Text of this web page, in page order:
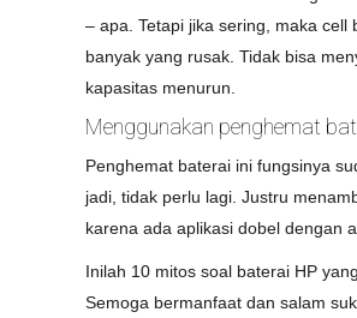
– apa. Tetapi jika sering, maka cell
banyak yang rusak. Tidak bisa
kapasitas menurun.
Menggunakan penghemat
Penghemat baterai ini fungsinya
jadi, tidak perlu lagi. Justru
karena ada aplikasi dobel dengan
Inilah 10 mitos soal baterai HP
Semoga bermanfaat dan salam